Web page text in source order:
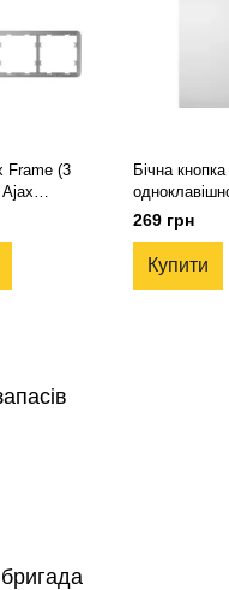
Frame (3
Бічна
прохідного
Ajax
(1-gang/2-
269 грн
Купити